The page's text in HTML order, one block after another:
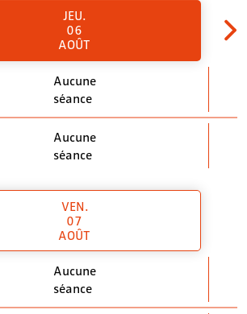
JEU.
06
AOÛT
Aucune
séance
Aucune
séance
VEN.
07
AOÛT
Aucune
séance